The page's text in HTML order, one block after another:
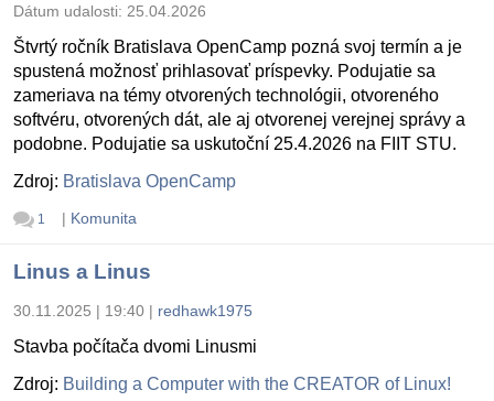
Dátum udalosti: 25.04.2026
Štvrtý ročník Bratislava OpenCamp pozná svoj termín a je
spustená možnosť prihlasovať príspevky. Podujatie sa
zameriava na témy otvorených technológii, otvoreného
softvéru, otvorených dát, ale aj otvorenej verejnej správy a
podobne. Podujatie sa uskutoční 25.4.2026 na FIIT STU.
Zdroj: Bratislava OpenCamp
1 | Komunita
Linus a Linus
30.11.2025 | 19:40 | redhawk1975
Stavba počítača dvomi Linusmi
Zdroj: Building a Computer with the CREATOR of Linux!